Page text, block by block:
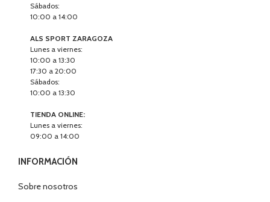
Sábados:
10:00 a 14:00
ALS SPORT ZARAGOZA
Lunes a viernes:
10:00 a 13:30
17:30 a 20:00
Sábados:
10:00 a 13:30
TIENDA ONLINE:
Lunes a viernes:
09:00 a 14:00
INFORMACIÓN
Sobre nosotros